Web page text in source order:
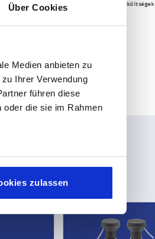
Über Cookies
Medien anbieten zu
Ihrer Verwendung
führen diese
oder die sie im Rahmen
zulassen
plusz szállítási költségek